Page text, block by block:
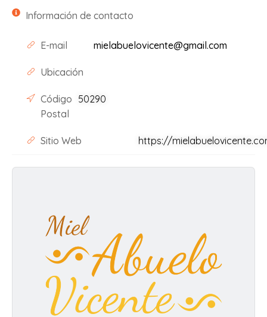
Información de contacto
E-mail mielabuelovicente@gmail.com
Ubicación
Código
Postal
50290
Sitio Web https://